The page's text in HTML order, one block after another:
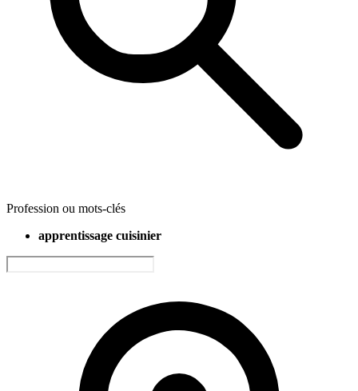
Profession ou mots-clés
apprentissage cuisinier